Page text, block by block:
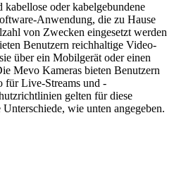
oder kabelgebundene
Anwendung, die zu Hause
von Zwecken eingesetzt werden
Benutzern reichhaltige Video-
über ein Mobilgerät oder einen
Mevo Kameras bieten Benutzern
für Live-Streams und -
gelten für diese
wie unten angegeben.